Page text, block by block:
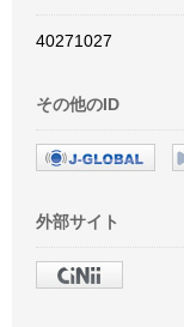
40271027
その他のID
外部サイト